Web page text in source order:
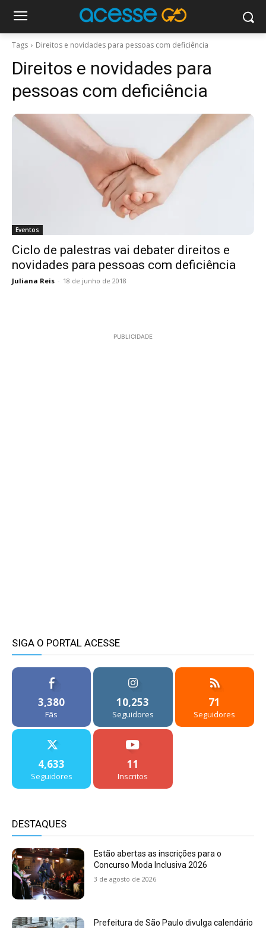
Tags Direitos e novidades para pessoas com deficiência
Direitos e novidades para
pessoas com deficiência
Eventos
Ciclo de palestras vai debater direitos e
novidades para pessoas com deficiência
Juliana Reis - 18 de junho de 2018
PUBLICIDADE
SIGA O PORTAL ACESSE
3,380
Fãs
10,253
Seguidores
71
Seguidores
4,633
Seguidores
11
Inscritos
DESTAQUES
Estão abertas as inscrições para o
Concurso Moda Inclusiva 2026
3 de agosto de 2026
Prefeitura de São Paulo divulga calendário